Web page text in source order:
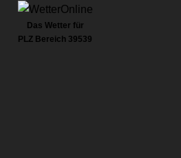
Das Wetter für
PLZ Bereich 39539